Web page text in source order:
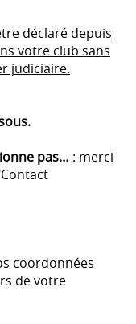
déclaré depuis
votre club sans
judiciaire.
pas… : merci
coordonnées
de votre